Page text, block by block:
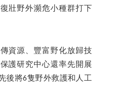
壯野外瀕危小種群打下
資源、豐富野化放歸技
護研究中心還率先開展
後將6隻野外救護和人工